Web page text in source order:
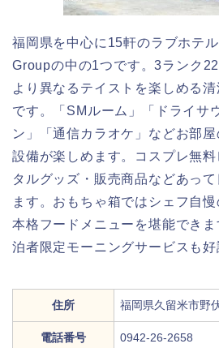
福岡県を中心に15軒のラブホテ
Groupの中の1つです。3ランク
より異なるテイストを楽しめる
です。「SMルーム」「ドライサ
ン」「通信カラオケ」などお部
設備が楽しめます。コスプレ無
タルグッズ・販売商品などあっ
ます。おもちゃ箱ではシェフ自
本格フードメニューを堪能でき
泊者限定モーニングサービスも好
住所 福岡県久留米市野
電話番号 0942-26-2658